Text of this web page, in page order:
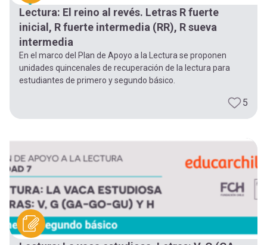
Lectura: El reino al revés. Letras R fuerte
inicial, R fuerte intermedia (RR), R sueva
intermedia
En el marco del Plan de Apoyo a la Lectura se proponen
unidades quincenales de recuperación de la lectura para
estudiantes de primero y segundo básico.
5